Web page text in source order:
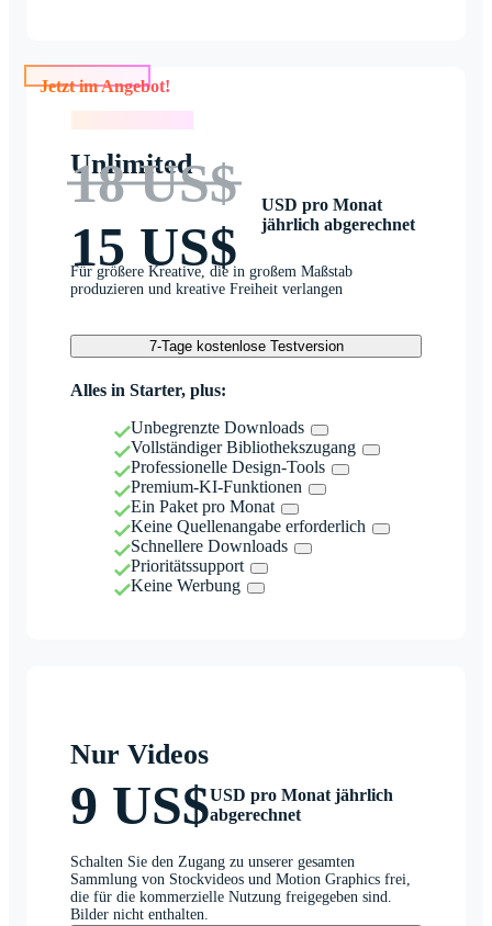
Jetzt im Angebot!
Unlimited
18 US$
15 US$
USD pro Monat
jährlich abgerechnet
Für größere Kreative, die in großem Maßstab
produzieren und kreative Freiheit verlangen
7-Tage kostenlose Testversion
Alles in Starter, plus:
Unbegrenzte Downloads
Vollständiger Bibliothekszugang
Professionelle Design-Tools
Premium-KI-Funktionen
Ein Paket pro Monat
Keine Quellenangabe erforderlich
Schnellere Downloads
Prioritätssupport
Keine Werbung
Nur Videos
9 US$USD pro Monat jährlich
abgerechnet
Schalten Sie den Zugang zu unserer gesamten
Sammlung von Stockvideos und Motion Graphics frei,
die für die kommerzielle Nutzung freigegeben sind.
Bilder nicht enthalten.